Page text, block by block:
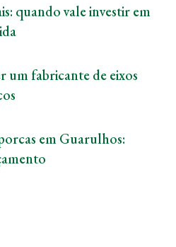
quando vale investir em
um fabricante de eixos
em Guarulhos: